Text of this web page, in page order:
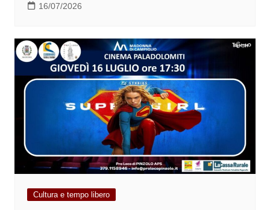
16/07/2026
Cultura e tempo libero